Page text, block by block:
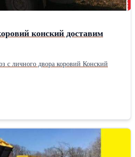
конский доставим
с личного двора коровий Конский